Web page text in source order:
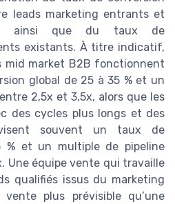
leads marketing entrants et
ainsi que du taux de
existants. À titre indicatif,
mid market B2B fonctionnent
global de 25 à 35 % et un
2,5x et 3,5x, alors que les
des cycles plus longs et des
souvent un taux de
% et un multiple de pipeline
Une équipe vente qui travaille
qualifiés issus du marketing
plus prévisible qu’une